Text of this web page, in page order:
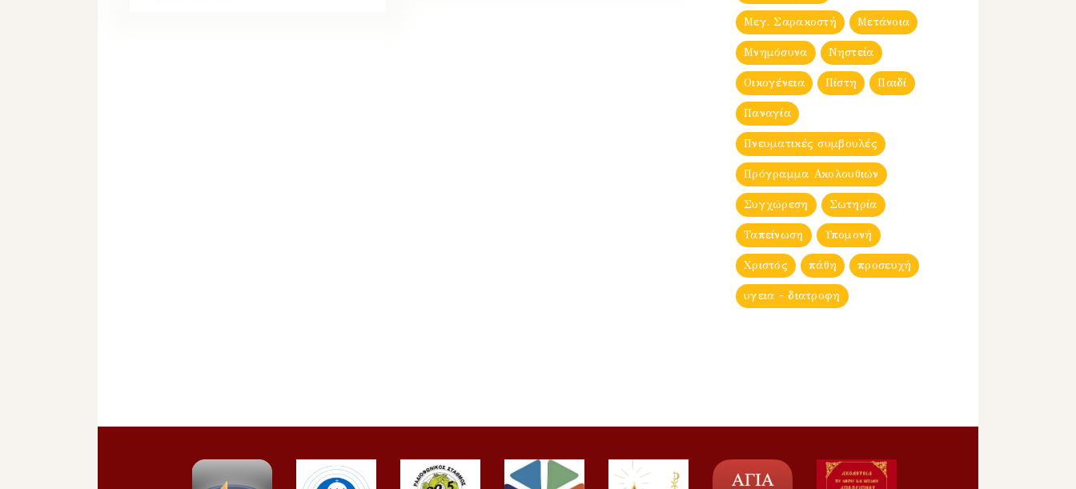
Μεγ. Σαρακοστή Μετάνοια
Μνημόσυνα Νηστεία
Οικογένεια Πίστη Παιδί
Παναγία
Πνευματικές συμβουλές
Πρόγραμμα Ακολουθιών
Συγχώρεση Σωτηρία
Ταπείνωση Υπομονή
Χριστός πάθη προσευχή
υγεια - διατροφη